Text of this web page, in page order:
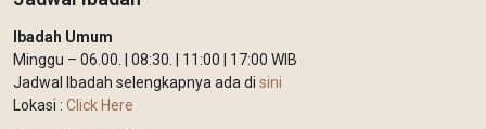
Ibadah Umum
Minggu – 06.00. | 08:30. | 11:00 | 17:00 WIB
Jadwal Ibadah selengkapnya ada di sini
Lokasi : Click Here